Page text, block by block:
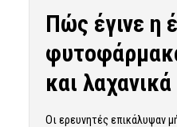
Πώς έγινε η
και λαχανικά
Οι ερευνητές επικάλυψαν